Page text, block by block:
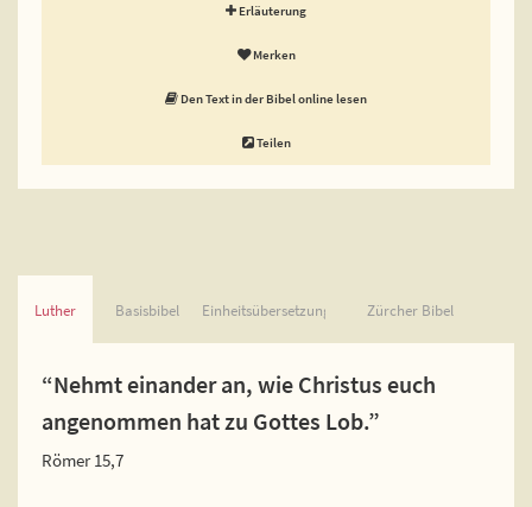
Erläuterung
Merken
Den Text in der Bibel online lesen
Teilen
Luther Basisbibel Einheitsübersetzung Zürcher Bibel
“Nehmt einander an, wie Christus euch
angenommen hat zu Gottes Lob.”
Römer 15,7